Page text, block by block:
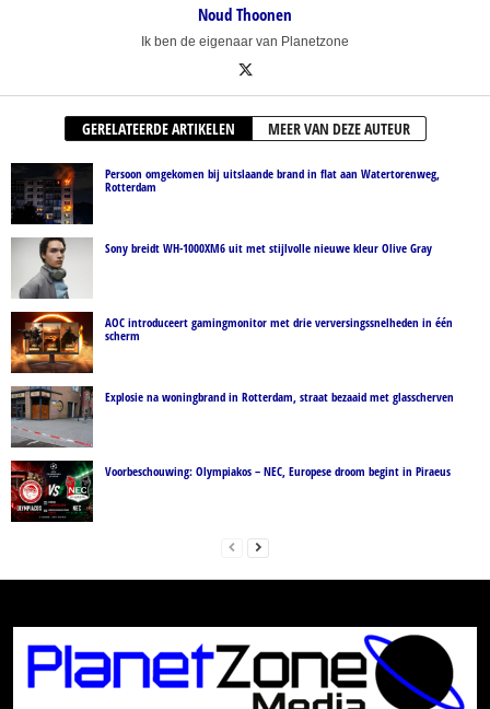
Noud Thoonen
Ik ben de eigenaar van Planetzone
GERELATEERDE ARTIKELEN MEER VAN DEZE AUTEUR
Persoon omgekomen bij uitslaande brand in flat aan Watertorenweg,
Rotterdam
Sony breidt WH-1000XM6 uit met stijlvolle nieuwe kleur Olive Gray
AOC introduceert gamingmonitor met drie verversingssnelheden in één
scherm
Explosie na woningbrand in Rotterdam, straat bezaaid met glasscherven
Voorbeschouwing: Olympiakos – NEC, Europese droom begint in Piraeus